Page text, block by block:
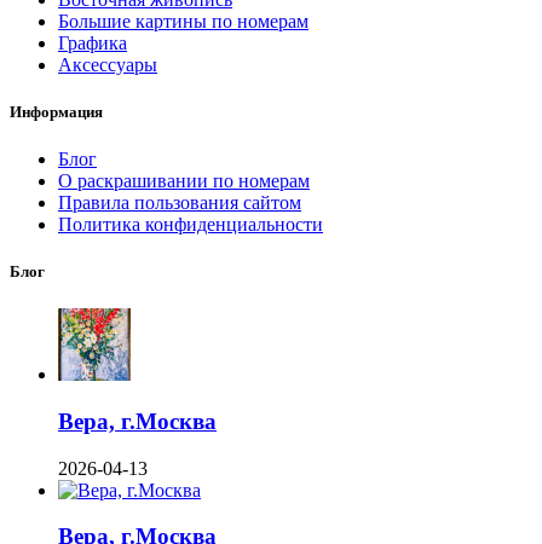
Большие картины по номерам
Графика
Аксессуары
Информация
Блог
О раскрашивании по номерам
Правила пользования сайтом
Политика конфиденциальности
Блог
Вера, г.Москва
2026-04-13
Вера, г.Москва